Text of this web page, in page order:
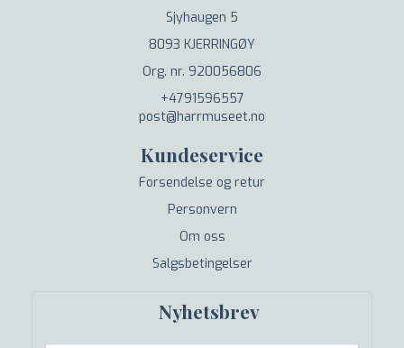
Sjyhaugen 5
8093 KJERRINGØY
Org. nr. 920056806
+4791596557
post@harrmuseet.no
Kundeservice
Forsendelse og retur
Personvern
Om oss
Salgsbetingelser
Nyhetsbrev